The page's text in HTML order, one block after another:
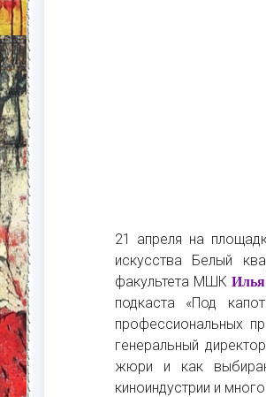
21 апреля на
искусства Белый
факультета МШК
подкаста «Под
профессиональных
генеральный
жюри и как
киноиндустрии и